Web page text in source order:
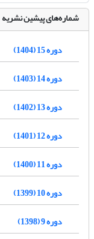
شماره‌های پیشین نشریه
دوره 15 (1404)
دوره 14 (1403)
دوره 13 (1402)
دوره 12 (1401)
دوره 11 (1400)
دوره 10 (1399)
دوره 9 (1398)